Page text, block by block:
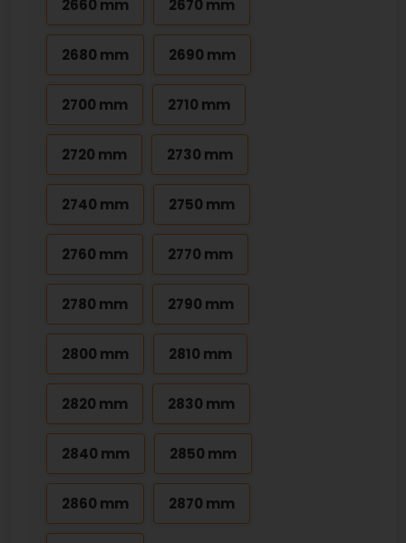
2660 mm 2670 mm
2680 mm 2690 mm
2700 mm 2710 mm
2720 mm 2730 mm
2740 mm 2750 mm
2760 mm 2770 mm
2780 mm 2790 mm
2800 mm 2810 mm
2820 mm 2830 mm
2840 mm 2850 mm
2860 mm 2870 mm